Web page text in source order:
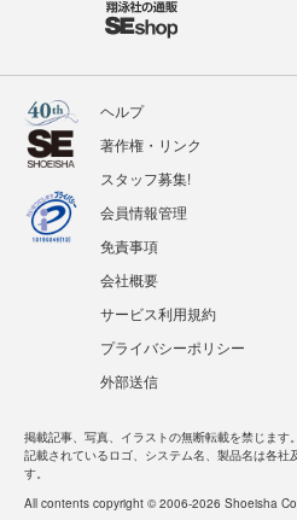
ヘルプ
著作権・リンク
スタッフ募集!
会員情報管理
免責事項
会社概要
サービス利用規約
プライバシーポリシー
外部送信
掲載記事、写真、イラストの無断転載を禁じます。
記載されているロゴ、システム名、製品名は各
す。
All contents copyright © 2006-2026 Shoeisha